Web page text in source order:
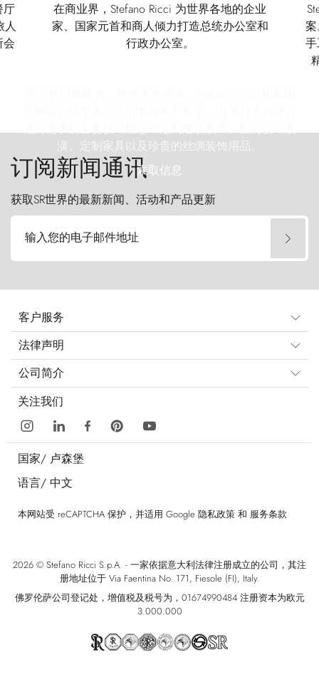
厅
人
会
在商业界，Stefano Ricci 为世界各地的企业
家、国家元首和商人倾力打造总统办公室和
行政办公室。
他们需求的全套设计理念：定制建筑装饰、室内设计装
潢、定制家具以及珍贵的丝绸装饰用品。
索取信息
订阅新闻通讯
获取SR世界的最新新闻、活动和产品更新
输入您的电子邮件地址
客户服务
法律声明
公司简介
关注我们
国家/ 卢森堡
语言/ 中文
本网站受 reCAPTCHA 保护，并适用 Google 隐私政策 和 服务条款
2026 © Stefano Ricci S.p.A. - 一家依据意大利法律注册成立的公司，其注
册地址位于 Via Faentina No. 171, Fiesole (FI), Italy.
佛罗伦萨公司登记处，增值税及税号为，01674990484 注册资本为欧元
3.000.000